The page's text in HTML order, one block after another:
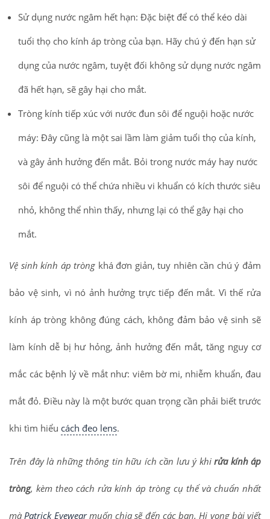
Sử dụng nước ngâm hết hạn: Đặc biệt để có thể kéo dài
tuổi thọ cho kính áp tròng của bạn. Hãy chú ý đến hạn sử
dụng của nước ngâm, tuyệt đối không sử dụng nước ngâm
đã hết hạn, sẽ gây hại cho mắt.
Tròng kính tiếp xúc với nước đun sôi để nguội hoặc nước
máy: Đây cũng là một sai lầm làm giảm tuổi thọ của kính,
và gây ảnh hưởng đến mắt. Bỏi trong nước máy hay nước
sôi để nguội có thể chứa nhiều vi khuẩn có kích thước siêu
nhỏ, không thể nhìn thấy, nhưng lại có thể gây hại cho
mắt.
Vệ sinh kính áp tròng khá đơn giản, tuy nhiên cần chú ý đảm
bảo vệ sinh, vì nó ảnh hưởng trực tiếp đến mắt. Vì thế rửa
kính áp tròng không đúng cách, không đảm bảo vệ sinh sẽ
làm kính dễ bị hư hỏng, ảnh hưởng đến mắt, tăng nguy cơ
mắc các bệnh lý về mắt như: viêm bờ mi, nhiễm khuẩn, đau
mắt đỏ. Điều này là một bước quan trọng cần phải biết trước
khi tìm hiểu cách đeo lens.
Trên đây là những thông tin hữu ích cần lưu ý khi rửa kính áp
tròng, kèm theo cách rửa kính áp tròngcụ thể và chuẩn nhất
màPatrick Eyewearmuốn chia sẽ đến các bạn. Hi vọng bài viết